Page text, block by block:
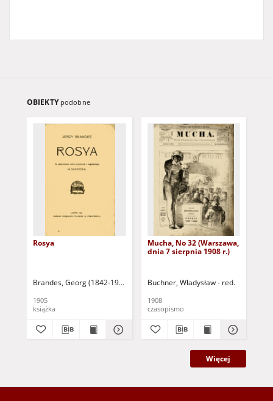
OBIEKTY podobne
Rosya
Brandes, Georg (1842-1927) Sarnecka, M. - tł.
1905
książka
Mucha, No 32 (Warszawa,
dnia 7 sierpnia 1908 r.)
Buchner, Władysław - red.
1908
czasopismo
Więcej